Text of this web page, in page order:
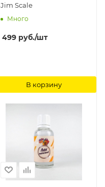
Jim Scale
Много
499 руб./шт
В корзину